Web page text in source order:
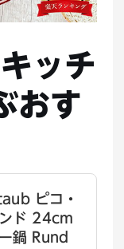
ッチ
おす
ピコ・
ド 24cm
鍋 Rund